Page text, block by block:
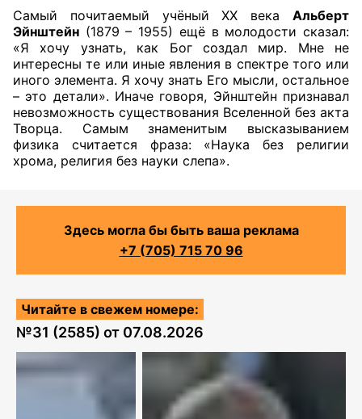
Самый почитаемый учёныйXX векаАльберт
Эйнштейн (1879 – 1955) ещё в молодости сказал:
«Я хочу узнать, как Бог создал мир. Мне не
интересны те или иные явления в спектре того или
иного элемента. Я хочу знать Его мысли, остальное
– это детали». Иначе говоря, Эйнштейн признавал
невозможность существования Вселенной без акта
Творца. Самым знаменитым высказыванием
физика считается фраза: «Наука без религии
хрома, религия без науки слепа».
Здесь могла бы быть ваша реклама
+7 (705) 715 70 96
Читайте в свежем номере:
№31 (2585) от 07.08.2026